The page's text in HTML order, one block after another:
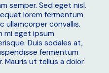
semper. Sed eget nisl.
lorem fermentum
ullamcorper convallis.
mi eget ipsum
Duis sodales at,
fermentum
ut tellus a dolor.